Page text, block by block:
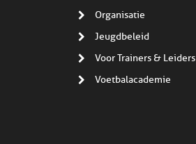
Organisatie
Jeugdbeleid
Voor Trainers & Leiders
Voetbalacademie